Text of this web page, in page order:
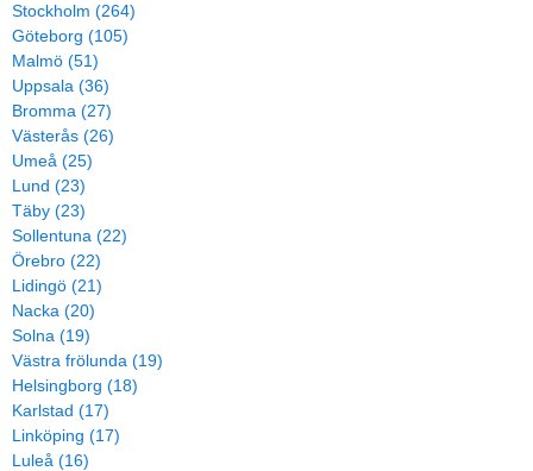
Stockholm (264)
Göteborg (105)
Malmö (51)
Uppsala (36)
Bromma (27)
Västerås (26)
Umeå (25)
Lund (23)
Täby (23)
Sollentuna (22)
Örebro (22)
Lidingö (21)
Nacka (20)
Solna (19)
Västra frölunda (19)
Helsingborg (18)
Karlstad (17)
Linköping (17)
Luleå (16)